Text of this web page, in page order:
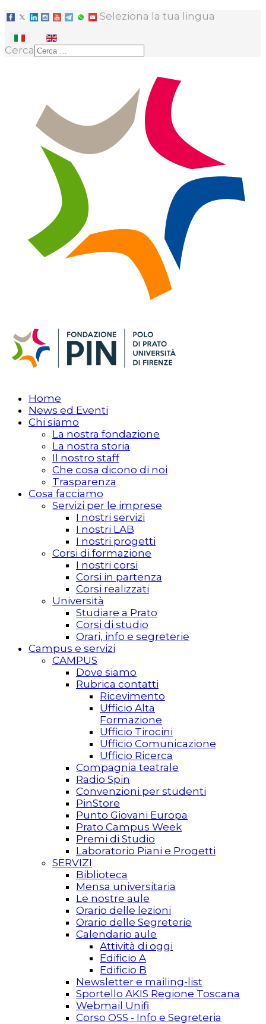
Seleziona la tua lingua
Cerca
Home
News ed Eventi
Chi siamo
La nostra fondazione
La nostra storia
Il nostro staff
Che cosa dicono di noi
Trasparenza
Cosa facciamo
Servizi per le imprese
I nostri servizi
I nostri LAB
I nostri progetti
Corsi di formazione
I nostri corsi
Corsi in partenza
Corsi realizzati
Università
Studiare a Prato
Corsi di studio
Orari, info e segreterie
Campus e servizi
CAMPUS
Dove siamo
Rubrica contatti
Ricevimento
Ufficio Alta
Formazione
Ufficio Tirocini
Ufficio Comunicazione
Ufficio Ricerca
Compagnia teatrale
Radio Spin
Convenzioni per studenti
PinStore
Punto Giovani Europa
Prato Campus Week
Premi di Studio
Laboratorio Piani e Progetti
SERVIZI
Biblioteca
Mensa universitaria
Le nostre aule
Orario delle lezioni
Orario delle Segreterie
Calendario aule
Attività di oggi
Edificio A
Edificio B
Newsletter e mailing-list
Sportello AKIS Regione Toscana
Webmail Unifi
Corso OSS - Info e Segreteria